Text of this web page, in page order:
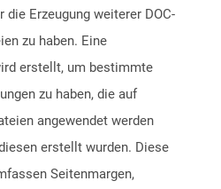
die Erzeugung weiterer DOC-
zu haben. Eine
erstellt, um bestimmte
zu haben, die auf
angewendet werden
erstellt wurden. Diese
Seitenmargen,